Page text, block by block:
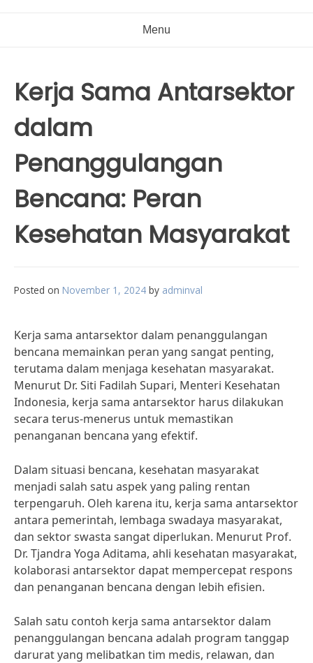
Menu
Kerja Sama Antarsektor
dalam
Penanggulangan
Bencana: Peran
Kesehatan Masyarakat
Posted on November 1, 2024 by adminval
Kerja sama antarsektor dalam penanggulangan
bencana memainkan peran yang sangat penting,
terutama dalam menjaga kesehatan masyarakat.
Menurut Dr. Siti Fadilah Supari, Menteri Kesehatan
Indonesia, kerja sama antarsektor harus dilakukan
secara terus-menerus untuk memastikan
penanganan bencana yang efektif.
Dalam situasi bencana, kesehatan masyarakat
menjadi salah satu aspek yang paling rentan
terpengaruh. Oleh karena itu, kerja sama antarsektor
antara pemerintah, lembaga swadaya masyarakat,
dan sektor swasta sangat diperlukan. Menurut Prof.
Dr. Tjandra Yoga Aditama, ahli kesehatan masyarakat,
kolaborasi antarsektor dapat mempercepat respons
dan penanganan bencana dengan lebih efisien.
Salah satu contoh kerja sama antarsektor dalam
penanggulangan bencana adalah program tanggap
darurat yang melibatkan tim medis, relawan, dan